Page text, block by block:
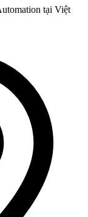
tại Việt